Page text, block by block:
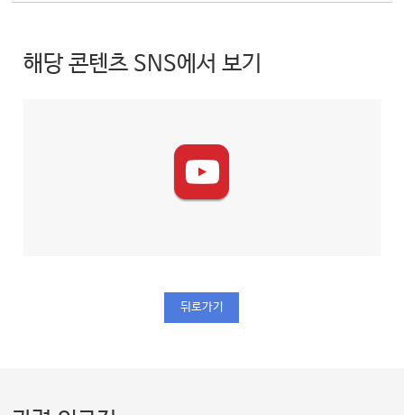
해당 콘텐츠 SNS에서 보기
뒤로가기